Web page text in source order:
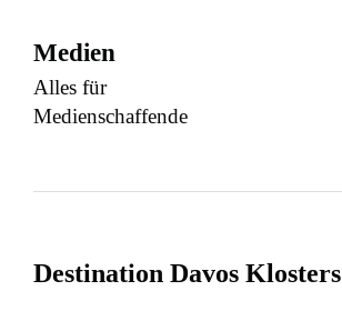
Medien
Alles für
Medienschaffende
Destination Davos Klosters